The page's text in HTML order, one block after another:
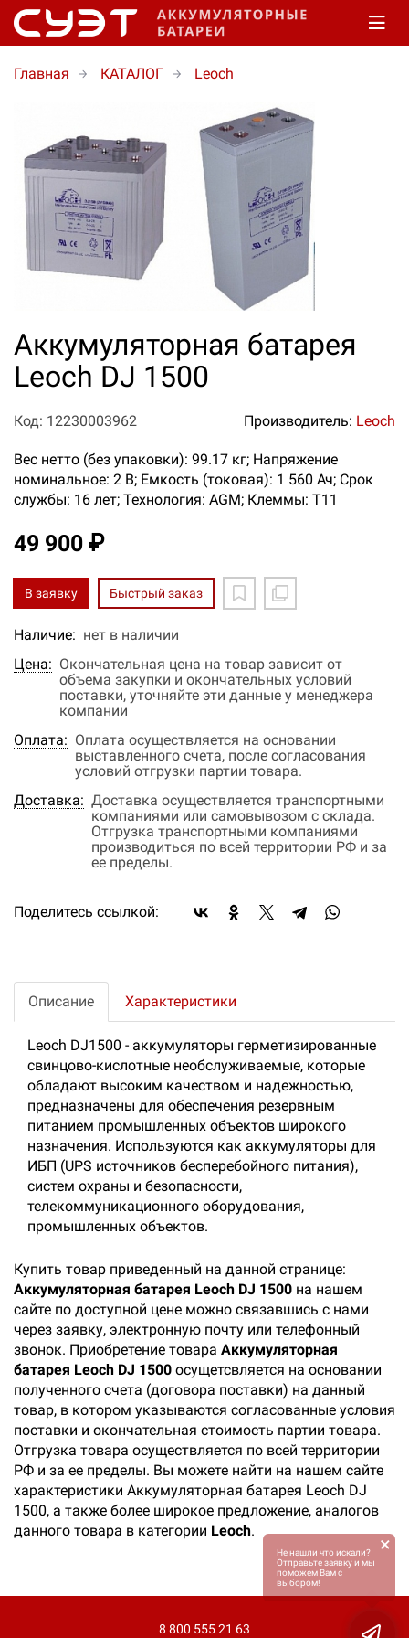
Главная КАТАЛОГ Leoch
Аккумуляторная батарея
Leoch DJ 1500
Код: 12230003962 Производитель: Leoch
Вес нетто (без упаковки): 99.17 кг; Напряжение
номинальное: 2 В; Емкость (токовая): 1 560 Ач; Срок
службы: 16 лет; Технология: AGM; Клеммы: T11
49 900 ₽
В заявку Быстрый заказ
Наличие: нет в наличии
Цена: Окончательная цена на товар зависит от
объема закупки и окончательных условий
поставки, уточняйте эти данные у менеджера
компании
Оплата: Оплата осуществляется на основании
выставленного счета, после согласования
условий отгрузки партии товара.
Доставка: Доставка осуществляется транспортными
компаниями или самовывозом с склада.
Отгрузка транспортными компаниями
производиться по всей территории РФ и за
ее пределы.
Поделитесь ссылкой:
Описание Характеристики
Leoch DJ1500 - аккумуляторы герметизированные
свинцово-кислотные необслуживаемые, которые
обладают высоким качеством и надежностью,
предназначены для обеспечения резервным
питанием промышленных объектов широкого
назначения. Используются как аккумуляторы для
ИБП (UPS источников бесперебойного питания),
систем охраны и безопасности,
телекоммуникационного оборудования,
промышленных объектов.
Купить товар приведенный на данной странице:
Аккумуляторная батарея Leoch DJ 1500 на нашем
сайте по доступной цене можно связавшись с нами
через заявку, электронную почту или телефонный
звонок. Приобретение товара Аккумуляторная
батарея Leoch DJ 1500 осущетсвляется на основании
полученного счета (договора поставки) на данный
товар, в котором указываются согласованные условия
поставки и окончательная стоимость партии товара.
Отгрузка товара осуществляется по всей территории
РФ и за ее пределы. Вы можете найти на нашем сайте
характеристики Аккумуляторная батарея Leoch DJ
1500, а также более широкое предложение, аналогов
данного товара в категории Leoch.
8 800 555 21 63
Не нашли что искали?
Отправьте заявку и мы
поможем Вам с
выбором!
×